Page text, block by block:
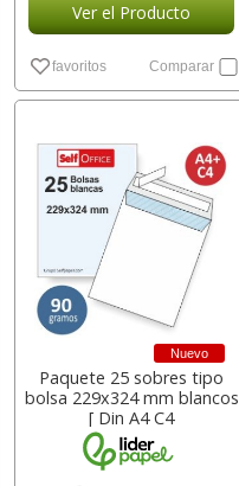
Ver el Producto
favoritos Comparar
Nuevo
Paquete 25 sobres tipo
bolsa 229x324 mm blancos
[ Din A4 C4